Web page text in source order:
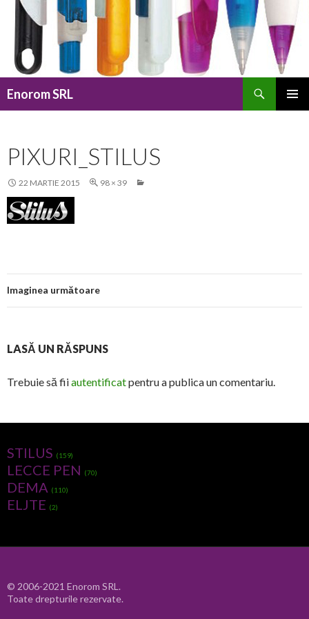
Enorom SRL
PIXURI_STILUS
22 MARTIE 2015 98 × 39
Imaginea următoare
LASĂ UN RĂSPUNS
Trebuie să fiiautentificatpentru a publica un comentariu.
STILUS (159)
LECCE PEN (70)
DEMA (110)
ELJTE (2)
© 2006-2021 Enorom SRL.
Toate drepturile rezervate.